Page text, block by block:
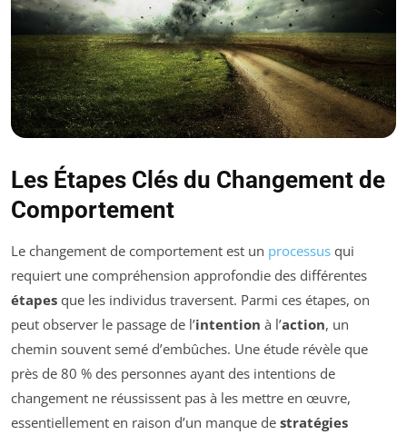
Les Étapes Clés du Changement de
Comportement
Le changement de comportement est un processus qui
requiert une compréhension approfondie des différentes
étapes que les individus traversent. Parmi ces étapes, on
peut observer le passage de l’intention à l’action, un
chemin souvent semé d’embûches. Une étude révèle que
près de 80 % des personnes ayant des intentions de
changement ne réussissent pas à les mettre en œuvre,
essentiellement en raison d’un manque de stratégies